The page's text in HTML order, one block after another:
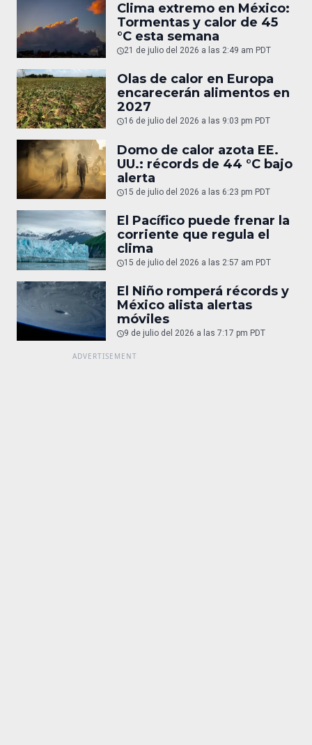
Clima extremo en México:
Tormentas y calor de 45
°C esta semana
21 de julio del 2026 a las 2:49 am PDT
Olas de calor en Europa
encarecerán alimentos en
2027
16 de julio del 2026 a las 9:03 pm PDT
Domo de calor azota EE.
UU.: récords de 44 °C bajo
alerta
15 de julio del 2026 a las 6:23 pm PDT
El Pacífico puede frenar la
corriente que regula el
clima
15 de julio del 2026 a las 2:57 am PDT
El Niño romperá récords y
México alista alertas
móviles
9 de julio del 2026 a las 7:17 pm PDT